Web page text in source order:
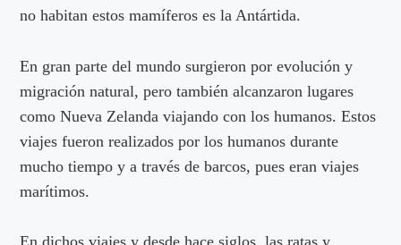
no habitan estos mamíferos es la Antártida.
En gran parte del mundo surgieron por evolución y
migración natural, pero también alcanzaron lugares
como Nueva Zelanda viajando con los humanos. Estos
viajes fueron realizados por los humanos durante
mucho tiempo y a través de barcos, pues eran viajes
marítimos.